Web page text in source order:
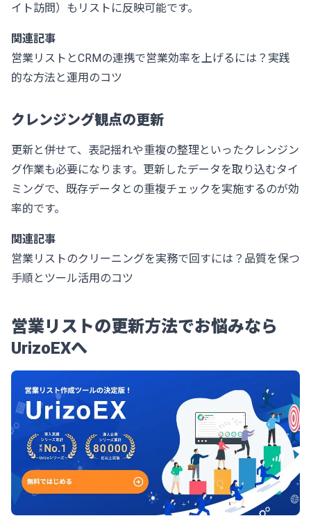
イト訪問）もリストに反映可能です。
関連記事
営業リストとCRMの連携で営業効率を上げるには？実践
的な方法と運用のコツ
クレンジング観点の更新
更新と併せて、表記揺れや重複の整理といったクレンジン
グ作業も必要になります。更新したデータを取り込むタイ
ミングで、既存データとの重複チェックを実施するのが効
率的です。
関連記事
営業リストのクリーニングを実務で回すには？品質を保つ
手順とツール活用のコツ
営業リストの更新方法でお悩みなら
UrizoEXへ